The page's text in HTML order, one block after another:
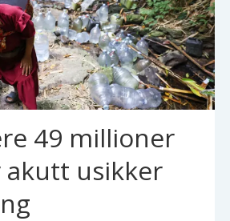
49 millioner
akutt usikker